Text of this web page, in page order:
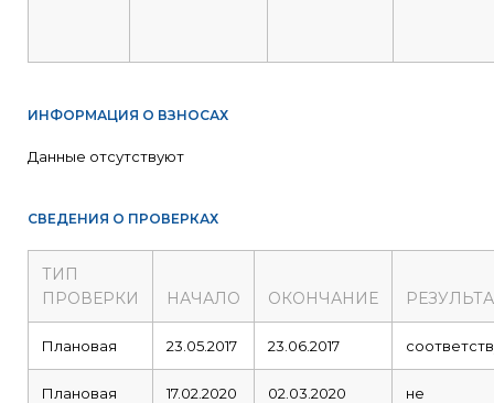
ИНФОРМАЦИЯ О ВЗНОСАХ
Данные отсутствуют
СВЕДЕНИЯ О ПРОВЕРКАХ
ТИП
ПРОВЕРКИ
НАЧАЛО ОКОНЧАНИЕ
Плановая 23.05.2017 23.06.2017
Плановая 17.02.2020 02.03.2020
не